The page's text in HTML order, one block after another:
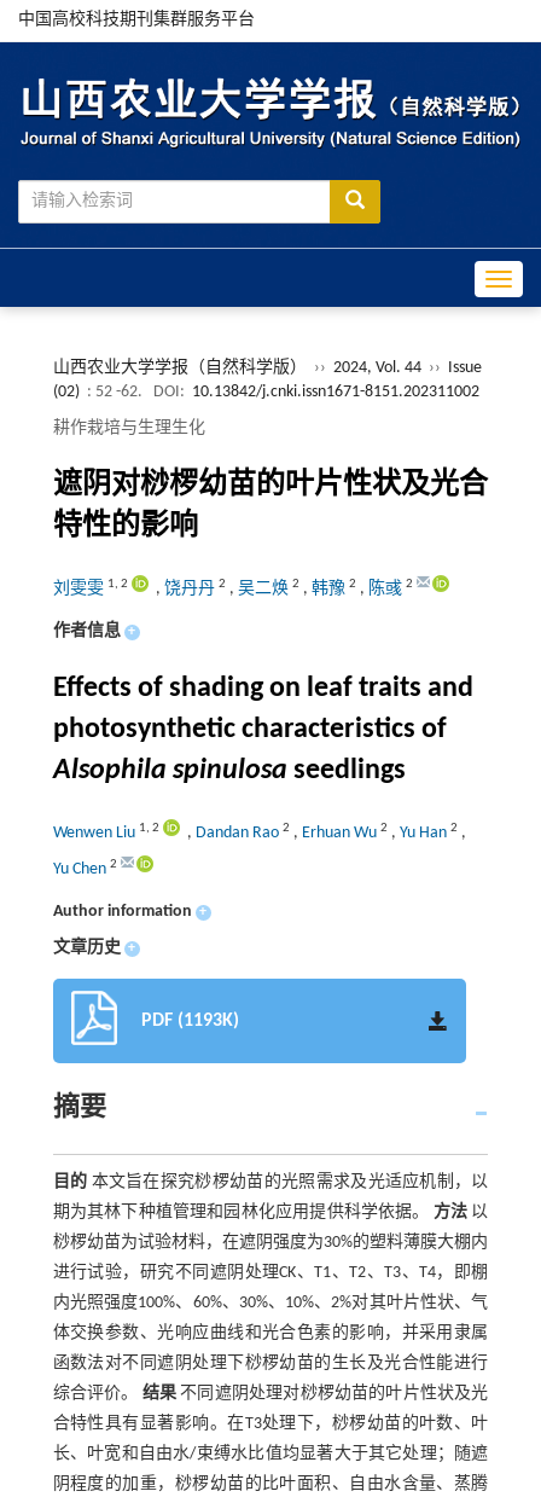
中国高校科技期刊集群服务平台
山西农业大学学报（自然科学版） ›› 2024, Vol. 44 ›› Issue
(02) : 52 -62. DOI: 10.13842/j.cnki.issn1671-8151.202311002
耕作栽培与生理生化
遮阴对桫椤幼苗的叶片性状及光合
特性的影响
刘雯雯 1, 2 , 饶丹丹 2 , 吴二焕 2 , 韩豫 2 , 陈彧 2
作者信息 +
Effects of shading on leaf traits and
photosynthetic characteristics of
Alsophila spinulosa seedlings
Wenwen Liu 1, 2 , Dandan Rao 2 , Erhuan Wu 2 , Yu Han 2 ,
Yu Chen 2
Author information +
文章历史 +
PDF (1193K)
摘要
目的 本文旨在探究桫椤幼苗的光照需求及光适应机制，以
期为其林下种植管理和园林化应用提供科学依据。 方法 以
桫椤幼苗为试验材料，在遮阴强度为30%的塑料薄膜大棚内
进行试验，研究不同遮阴处理CK、T1、T2、T3、T4，即棚
内光照强度100%、60%、30%、10%、2%对其叶片性状、气
体交换参数、光响应曲线和光合色素的影响，并采用隶属
函数法对不同遮阴处理下桫椤幼苗的生长及光合性能进行
综合评价。 结果 不同遮阴处理对桫椤幼苗的叶片性状及光
合特性具有显著影响。在T3处理下，桫椤幼苗的叶数、叶
长、叶宽和自由水/束缚水比值均显著大于其它处理；随遮
阴程度的加重，桫椤幼苗的比叶面积、自由水含量、蒸腾